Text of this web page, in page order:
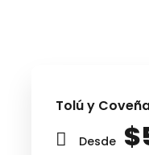
Tolú y
Desde